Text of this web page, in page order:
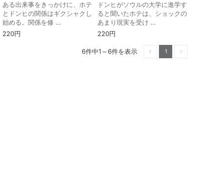
ある出来事をきっかけに、ホテ
とドンヒの関係はギクシャクし
始める。関係を修 …
220円
ドンヒがソウルの大学に進学す
ると聞いたホテは、ショックの
あまり現実を受け …
220円
6件中1～6件を表示 1